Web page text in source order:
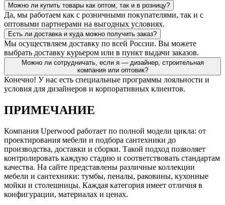
Можно ли купить товары как оптом, так и в розницу?
Да, мы работаем как с розничными покупателями, так и с
оптовыми партнерами на выгодных условиях.
Есть ли доставка и куда можно получить заказ?
Мы осуществляем доставку по всей России. Вы можете
выбрать доставку курьером или в пункт выдачи заказов.
Можно ли сотрудничать, если я — дизайнер, строительная
компания или оптовик?
Конечно! У нас есть специальные программы лояльности и
условия для дизайнеров и корпоративных клиентов.
ПРИМЕЧАНИЕ
Компания Uperwood работает по полной модели цикла: от
проектирования мебели и подбора сантехники до
производства, доставки и сборки. Такой подход позволяет
контролировать каждую стадию и соответствовать стандартам
качества. На сайте представлены различные коллекции
мебели и сантехники: тумбы, пеналы, раковины, кухонные
мойки и столешницы. Каждая категория имеет отличия в
конфигурации, материалах и ценах.